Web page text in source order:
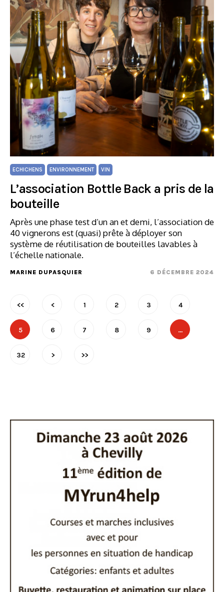
ECHICHENS ENVIRONNEMENT VIN
L’association Bottle Back a pris de la
bouteille
Après une phase test d’un an et demi, l’association de
40 vignerons est (quasi) prête à déployer son
système de réutilisation de bouteilles lavables à
l’échelle nationale.
MARINE DUPASQUIER 6 DÉCEMBRE 2024
<< < 1 2 3 4
5 6 7 8 9 …
32 > >>